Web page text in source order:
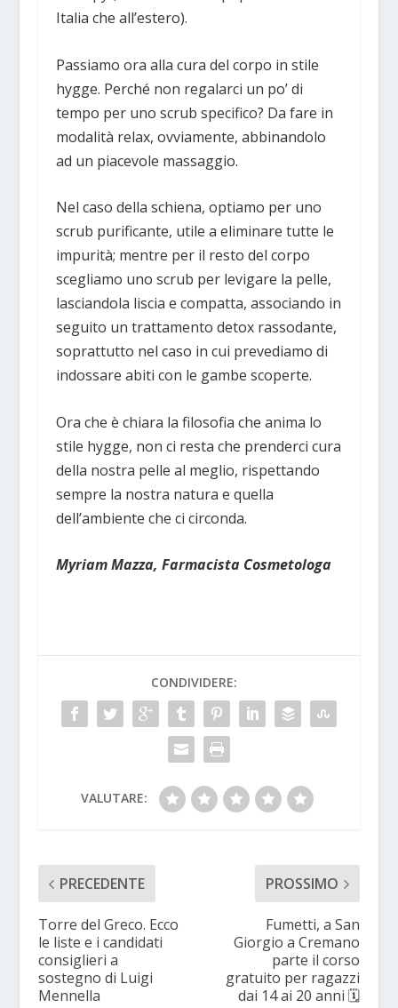
Italia che all’estero).
Passiamo ora alla cura del corpo in stile
hygge. Perché non regalarci un po’ di
tempo per uno scrub specifico? Da fare in
modalità relax, ovviamente, abbinandolo
ad un piacevole massaggio.
Nel caso della schiena, optiamo per uno
scrub purificante, utile a eliminare tutte le
impurità; mentre per il resto del corpo
scegliamo uno scrub per levigare la pelle,
lasciandola liscia e compatta, associando in
seguito un trattamento detox rassodante,
soprattutto nel caso in cui prevediamo di
indossare abiti con le gambe scoperte.
Ora che è chiara la filosofia che anima lo
stile hygge, non ci resta che prenderci cura
della nostra pelle al meglio, rispettando
sempre la nostra natura e quella
dell’ambiente che ci circonda.
Myriam Mazza, Farmacista Cosmetologa
CONDIVIDERE:
VALUTARE:
PRECEDENTE
Torre del Greco. Ecco
le liste e i candidati
consiglieri a
sostegno di Luigi
Mennella
PROSSIMO
Fumetti, a San
Giorgio a Cremano
parte il corso
gratuito per ragazzi
dai 14 ai 20 anni 🗓